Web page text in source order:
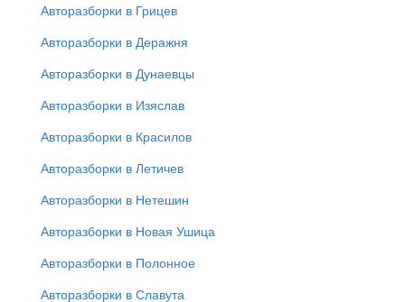
Авторазборки в Грицев
Авторазборки в Деражня
Авторазборки в Дунаевцы
Авторазборки в Изяслав
Авторазборки в Красилов
Авторазборки в Летичев
Авторазборки в Нетешин
Авторазборки в Новая Ушица
Авторазборки в Полонное
Авторазборки в Славута